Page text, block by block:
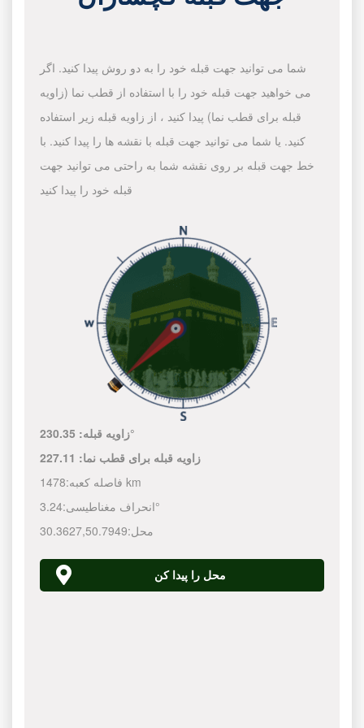
شما می توانید جهت قبله خود را به دو روش پیدا کنید. اگر
می خواهید جهت قبله خود را با استفاده از قطب نما (زاویه
قبله برای قطب نما) پیدا کنید ، از زاویه قبله زیر استفاده
کنید. یا شما می توانید جهت قبله با نقشه ها را پیدا کنید. با
خط جهت قبله بر روی نقشه شما به راحتی می توانید جهت
قبله خود را پیدا کنید
زاویه قبله:230.35°
زاویه قبله برای قطب نما: 227.11
فاصله کعبه: 1478 km
انحراف مغناطیسی:3.24°
محل:
30.3627,50.7949
محل را پیدا کن